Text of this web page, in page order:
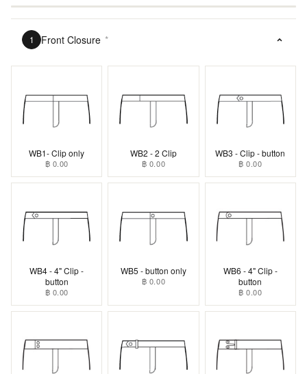
1 Front Closure *
WB1- Clip only
฿ 0.00
WB2 - 2 Clip
฿ 0.00
WB3 - Clip - button
฿ 0.00
WB4 - 4" Clip -
button
฿ 0.00
WB5 - button only
฿ 0.00
WB6 - 4" Clip -
button
฿ 0.00